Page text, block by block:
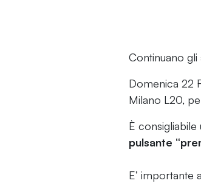
Continuano
Domenica 22
Milano L20,
È
pulsante
E’ importante